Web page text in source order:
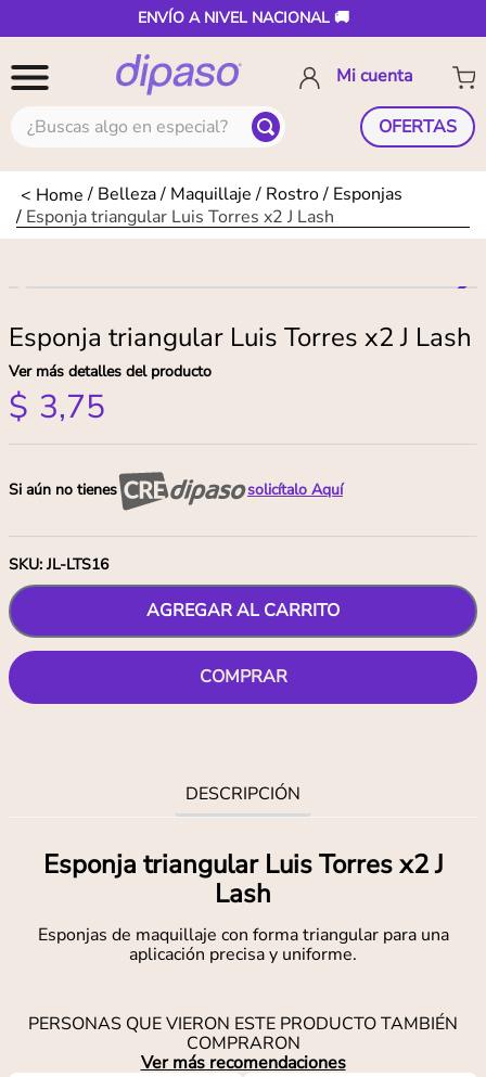
ENVÍO A NIVEL NACIONAL 🚚
¿Buscas algo en especial? OFERTAS
Belleza Maquillaje Rostro
Esponjas
Esponja triangular Luis Torres x2 J Lash
Esponja triangular Luis Torres x2 J Lash
Ver más detalles del producto
$ 3,75
Si aún no tienes solicítalo Aquí
SKU: JL-LTS16
AGREGAR AL CARRITO
COMPRAR
DESCRIPCIÓN
Esponja triangular Luis Torres x2 J
Lash
Esponjas de maquillaje con forma triangular para una
aplicación precisa y uniforme.
PERSONAS QUE VIERON ESTE PRODUCTO TAMBIÉN
COMPRARON
Ver más recomendaciones